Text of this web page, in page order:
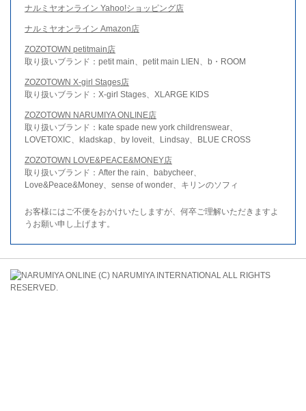
ナルミヤオンライン Yahoo!ショッピング店
ナルミヤオンライン Amazon店
ZOZOTOWN petitmain店
取り扱いブランド：petit main、petit main LIEN、b・ROOM
ZOZOTOWN X-girl Stages店
取り扱いブランド：X-girl Stages、XLARGE KIDS
ZOZOTOWN NARUMIYA ONLINE店
取り扱いブランド：kate spade new york childrenswear、
LOVETOXIC、kladskap、by loveit、Lindsay、BLUE CROSS
ZOZOTOWN LOVE&PEACE&MONEY店
取り扱いブランド：After the rain、babycheer、
Love&Peace&Money、sense of wonder、キリンのソフィ
お客様にはご不便をおかけいたしますが、何卒ご理解いただきますよ
うお願い申し上げます。